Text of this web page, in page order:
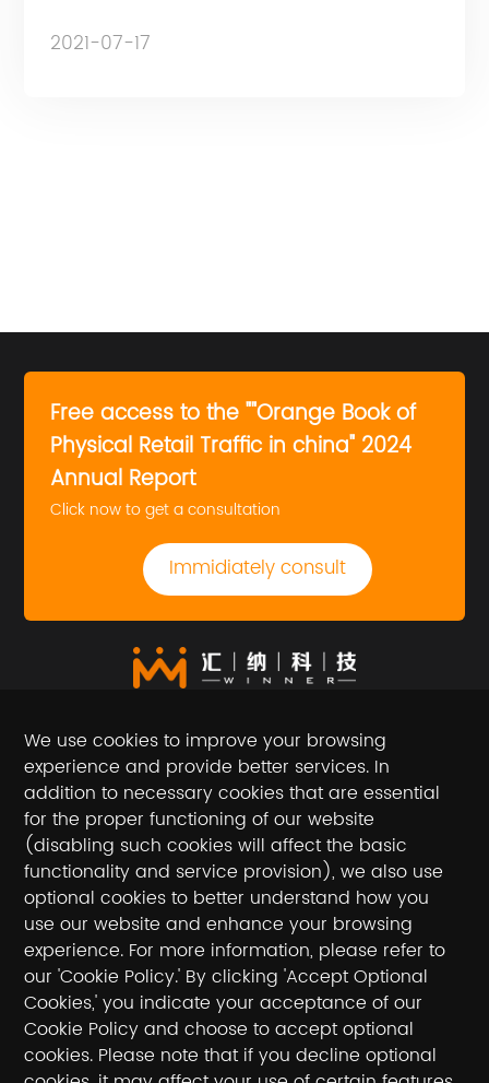
2021-07-17
We use cookies to improve your browsing
experience and provide better services. In
addition to necessary cookies that are essential
for the proper functioning of our website
(disabling such cookies will affect the basic
functionality and service provision), we also use
optional cookies to better understand how you
use our website and enhance your browsing
experience. For more information, please refer to
our 'Cookie Policy.' By clicking 'Accept Optional
Cookies,' you indicate your acceptance of our
Cookie Policy and choose to accept optional
cookies. Please note that if you decline optional
Free access to the ""Orange Book of
Physical Retail Traffic in china" 2024
Annual Report
Click now to get a consultation
Immidiately consult
Follow the official account
National toll-free service hotline / hotline
400-990-5050
E-mail：sales@winnerinf.com
Friendly Links：